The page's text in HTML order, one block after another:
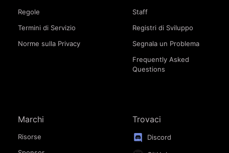
Regole
Termini di Servizio
Norme sulla Privacy
Staff
Registri di Sviluppo
Segnala un Problema
Frequently Asked
Questions
Marchi
Risorse
Trovaci
Discord